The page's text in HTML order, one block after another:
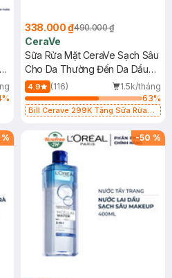
%
338.000 ₫490.000 ₫
CeraVe
Sữa Rửa Mặt CeraVe Sạch Sâu
Cho Da Thường Đến Da Dầu
473ml
4.9 (116)
1.5k/tháng
63%
Bill Cerave 299K Tặng Sữa Rửa
% -50 %